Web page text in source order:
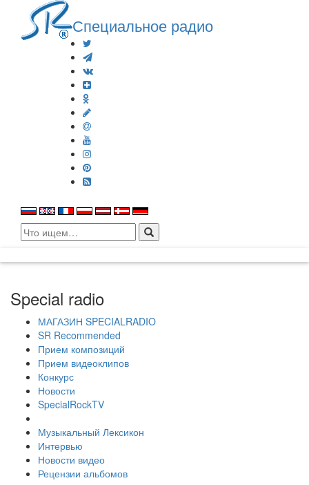
Специальное радио
Search
for:
Special radio
МАГАЗИН SPECIALRADIO
SR Recommended
Прием композиций
Прием видеоклипов
Конкурс
Новости
SpecialRockTV
Музыкальный Лексикон
Интервью
Новости видео
Рецензии альбомов